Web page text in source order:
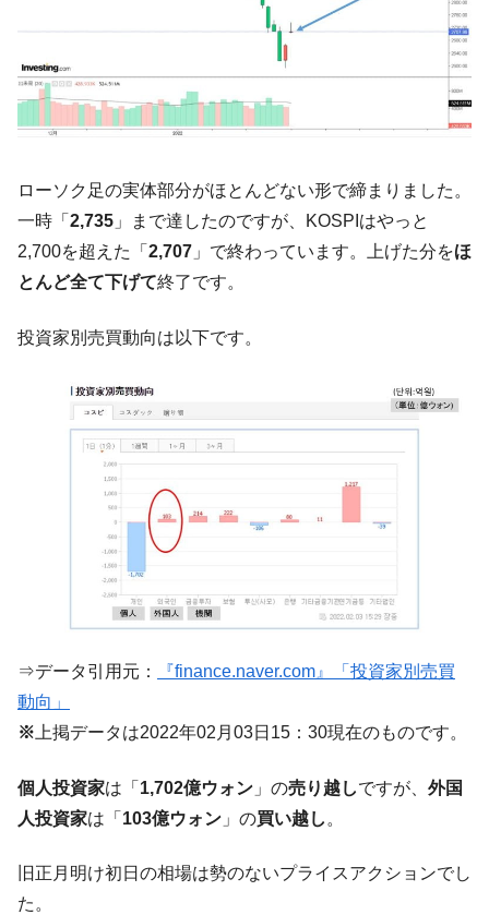
韓国製造業「半導体絶好調」のウラで他業
種は全般的「不調」⇒ PSIが示す現況は決して良くない。
『Money1』
【米韓激突案件】韓国消費者院が『クーパ
ン』1人当たり賠償10万ウォンを認定 ⇒ 総額3兆7,000億
『Money1』
韓国型イージス搭載の次世代駆逐艦
「KDDX」1番艦、2032年竣工と公示
『Money1』
【対日本円】ウォン安が急進！ 日米の協調
に韓国がいっちょがみしたのでは。
は韓国で『BYD』車は売れている。6カ月で対前年同期比
『Money1』
在韓米国大使スティールが着韓！⇒ さっそ
く空港に詰めかけ「出て行け！」「極右勢力」のプラカー
ドを掲げる「在韓反米勢力」
『Money1』
ータセンター整備」⇒ だから無理だってば。
『Money1』
JPモルガン「韓国レバレッジETFの清算は
ほぼ終わった」
『Money1』
韓国『国民年金公団』株価暴落で200兆蒸
ャンペーン」⇒ あの名物教授も登場！
『Money1』
ぎ」では。
『Money1』
韓国鉄鋼最大手『POSCO』ズブズブ沈む。
営業利益80.2％も減少
する差別。許してはおかぬ
ローソク足の実体部分がほとんどない形で締まりました。
一時「 2,735 」まで達したのですが、KOSPIはやっと
2,700を超えた「 2,707 」で終わっています。上げた分をほ
とんど全て下げて終了です。
投資家別売買動向は以下です。
⇒データ引用元：
『finance.naver.com』「投資家別売買
動向」
※上掲データは2022年02月03日15：30現在のものです。
個人投資家は「 1,702億ウォン 」の売り越しですが、 外国
人投資家は「 103億ウォン 」の買い越し 。
旧正月明け初日の相場は勢のないプライスアクションでし
た。